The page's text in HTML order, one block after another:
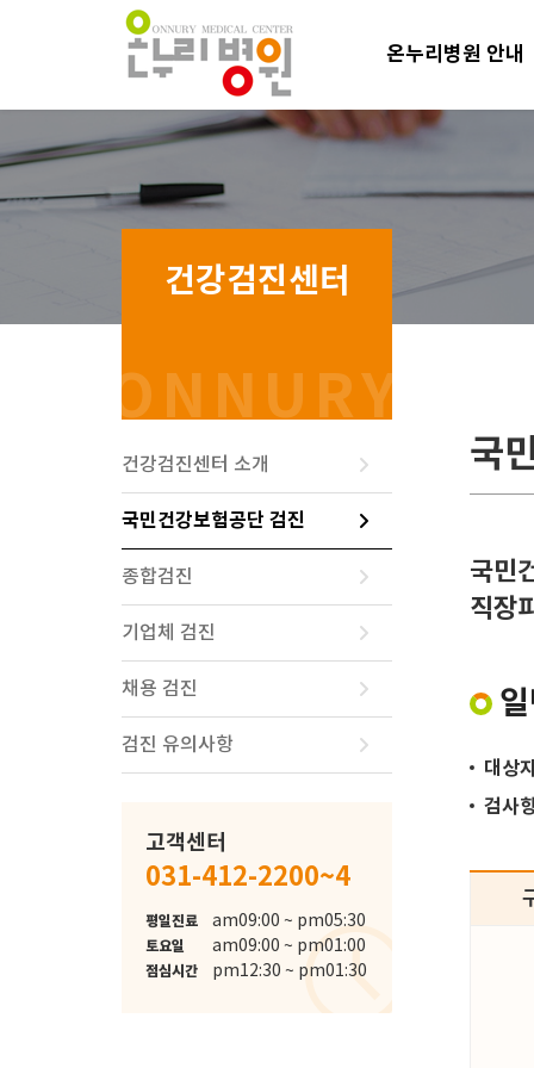
온누리병원 안내
건강검진센터 소개
국민건강보험공단 검진
종합검진
기업체 검진
채용 검진
검진 유의사항
고객센터
031-412-2200~4
평일진료 am09:00 ~ pm05:30
토요일 am09:00 ~ pm01:00
점심시간 pm12:30 ~ pm01:30
schedule
국
국민
직장
대상
검사